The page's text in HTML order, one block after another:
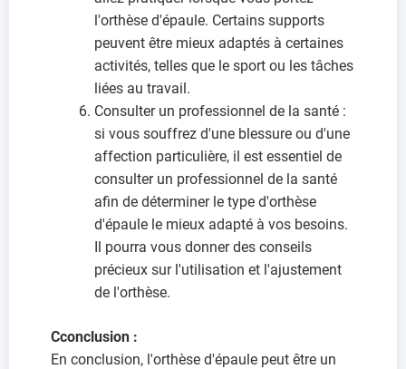
l'orthèse d'épaule. Certains supports
peuvent être mieux adaptés à certaines
activités, telles que le sport ou les tâches
liées au travail.
Consulter un professionnel de la santé :
si vous souffrez d'une blessure ou d'une
affection particulière, il est essentiel de
consulter un professionnel de la santé
afin de déterminer le type d'orthèse
d'épaule le mieux adapté à vos besoins.
Il pourra vous donner des conseils
précieux sur l'utilisation et l'ajustement
de l'orthèse.
Cconclusion :
En conclusion, l'orthèse d'épaule peut être un